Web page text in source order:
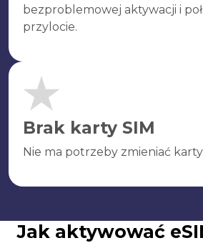
bezproblemowej aktywacji i
przylocie.
Brak karty SIM
Nie ma potrzeby zmieniać karty
Jak aktywować